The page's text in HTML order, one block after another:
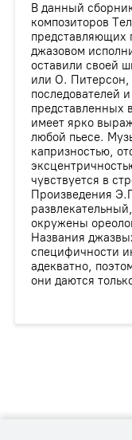
В данный
композиторов
представляющих
джазовом
оставили своей
или О. Питерсон,
последователей
представленных
имеет ярко
любой пьесе.
капризностью,
чувствуется в
Произведения
окружены
Названия
специфичности
адекватно,
они даются